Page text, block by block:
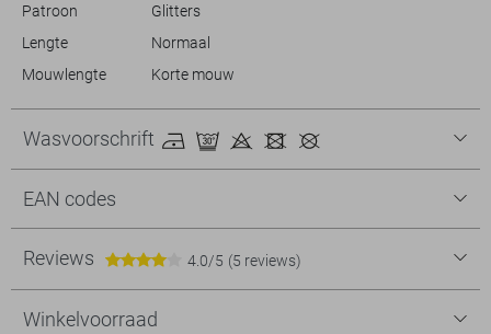
Patroon
Glitters
Lengte
Normaal
Mouwlengte
Korte mouw
Wasvoorschrift
EAN codes
Reviews 4.0/5 (5 reviews)
Winkelvoorraad